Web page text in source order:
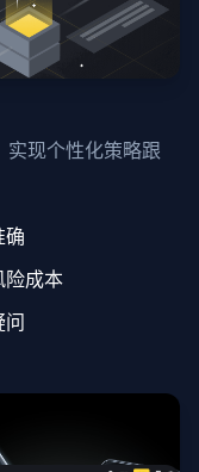
实现个性化策略跟
确
险成本
问